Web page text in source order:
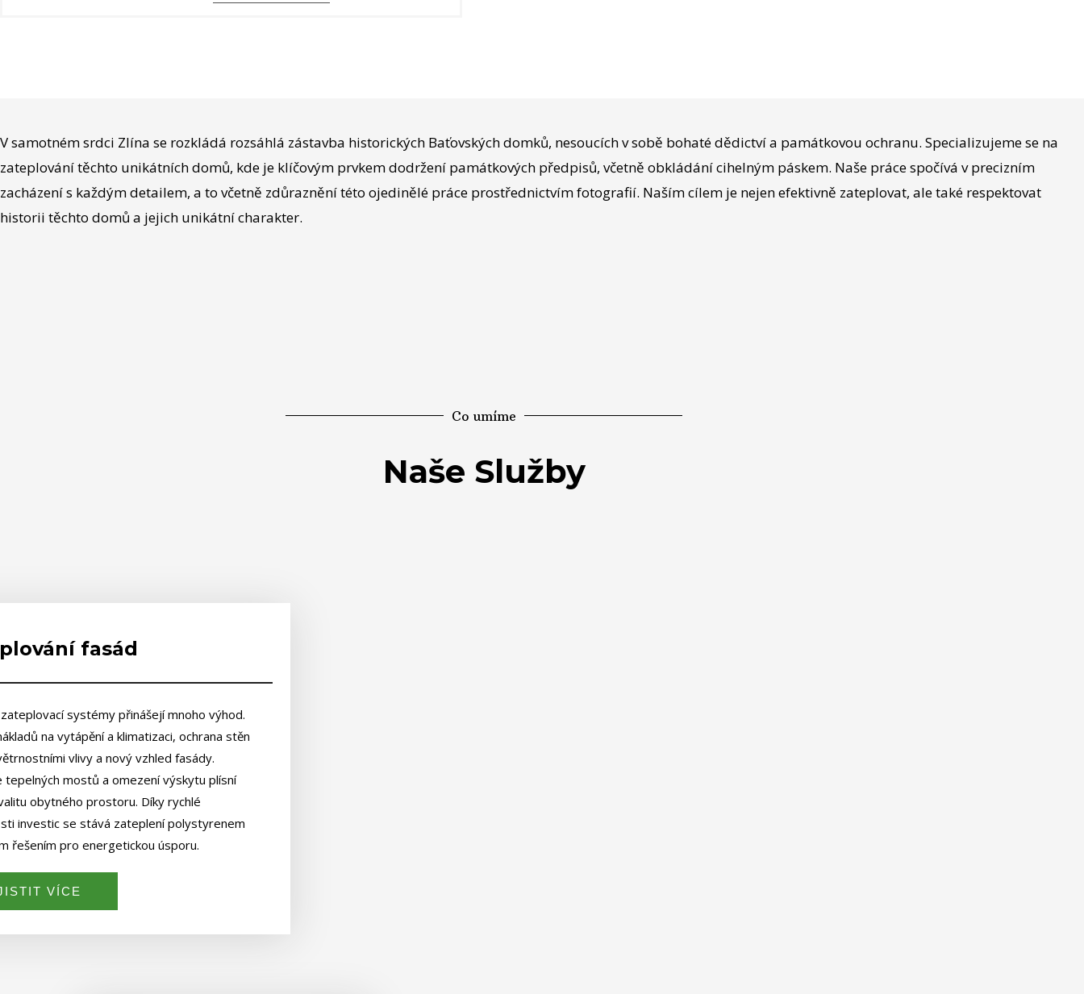
V samotném srdci Zlína se rozkládá rozsáhlá zástavba historických Baťovských domků, nesoucích v sobě bohaté dědictví a památkovou ochranu. Specializujeme se na
zateplování těchto unikátních domů, kde je klíčovým prvkem dodržení památkových předpisů, včetně obkládání cihelným páskem. Naše práce spočívá v precizním
zacházení s každým detailem, a to včetně zdůraznění této ojedinělé práce prostřednictvím fotografií. Naším cílem je nejen efektivně zateplovat, ale také respektovat
historii těchto domů a jejich unikátní charakter.
Co umíme
Naše Služby
fasád
systémy přinášejí mnoho výhod.
na vytápění a klimatizaci, ochrana stěn
vlivy a nový vzhled fasády.
tepelných mostů a omezení výskytu plísní
obytného prostoru. Díky rychlé
investic se stává zateplení polystyrenem
řešením pro energetickou úsporu.
VÍCE